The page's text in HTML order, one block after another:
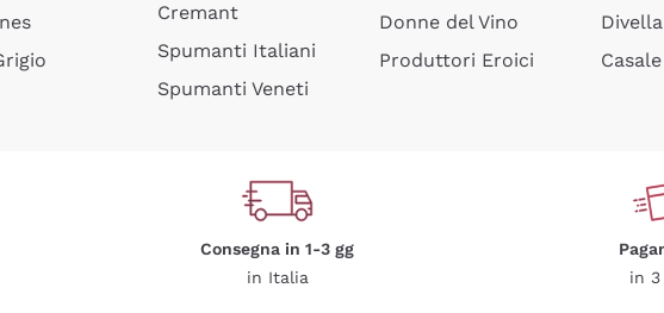
Cremant
Spumanti Italiani
Spumanti Veneti
Donne del Vino
Produttori Eroici
Divella
Consegna in 1-3 gg
in Italia
in